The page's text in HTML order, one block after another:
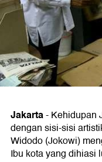
Jakarta-Kehidupan
dengan sisi-sisi
Widodo (Jokowi)
Ibu kota yang dihiasi